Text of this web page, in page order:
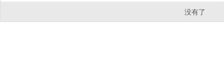
没有了